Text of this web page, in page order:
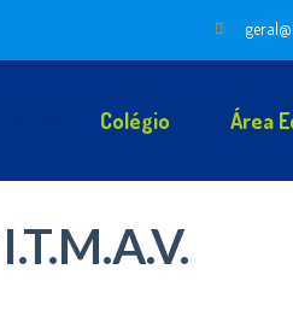
Colégio Área
I.T.M.A.V.